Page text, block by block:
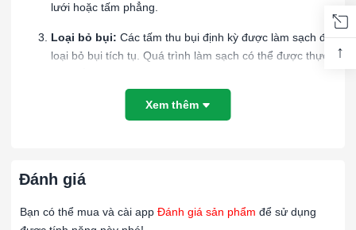
lưới hoặc tấm phẳng.
Loại bỏ bụi: Các tấm thu bụi định kỳ được làm sạch để
loại bỏ bụi tích tụ. Quá trình làm sạch có thể được thực
Ưu điểm Máy lọc không khí dùng trong nhà
Độ bền:Thiết bị này có độ bền cao và có thể hoạt động
Bảo trì dễ dàng:Các tấm thu bụi có thể được làm sạch dễ
Xem thêm
Đánh giá
Bạn có thể mua và cài app Đánh giá sản phẩm để sử dụng
↑